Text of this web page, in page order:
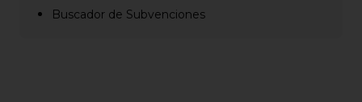
Buscador de Subvenciones